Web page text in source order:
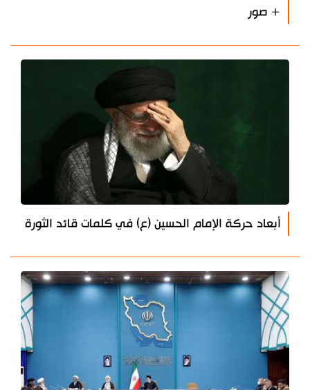
+ صور
أبعاد حركة الإمام الحسين (ع) في كلمات قائد الثورة